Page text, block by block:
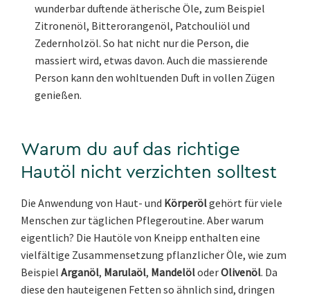
wunderbar duftende ätherische Öle, zum Beispiel
Zitronenöl, Bitterorangenöl, Patchouliöl und
Zedernholzöl. So hat nicht nur die Person, die
massiert wird, etwas davon. Auch die massierende
Person kann den wohltuenden Duft in vollen Zügen
genießen.
Warum du auf das richtige
Hautöl nicht verzichten solltest
Die Anwendung von Haut- und Körperölgehört für viele
Menschen zur täglichen Pflegeroutine. Aber warum
eigentlich? Die Hautöle von Kneipp enthalten eine
vielfältige Zusammensetzung pflanzlicher Öle, wie zum
Beispiel Arganöl, Marulaöl, MandelöloderOlivenöl. Da
diese den hauteigenen Fetten so ähnlich sind, dringen